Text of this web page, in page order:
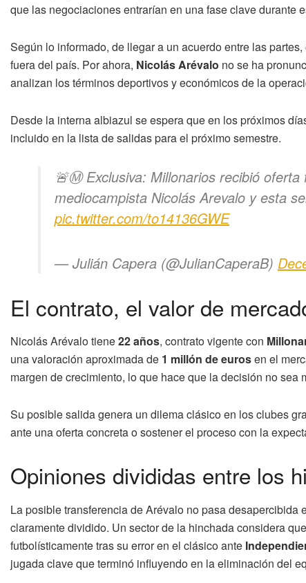
que las negociaciones entrarían en una fase clave durante
Según lo informado, de llegar a un acuerdo entre las
fuera del país. Por ahora, Nicolás Arévalo no se ha
analizan los términos deportivos y económicos de la
Desde la interna albiazul se espera que en los próximos
incluido en la lista de salidas para el próximo semestre.
🚨Ⓜ️ Exclusiva: Millonarios recibió
mediocampista Nicolás Arevalo y esta
pic.twitter.com/to14136GWE
— Julián Capera (@JulianCaperaB)
El contrato, el valor de
Nicolás Arévalo tiene22 años, contrato vigente con
una valoración aproximada de 1 millón de eurosen el
margen de crecimiento, lo que hace que la decisión no sea
Su posible salida genera un dilema clásico en los clubes
ante una oferta concreta o sostener el proceso con la
Opiniones divididas entre los
La posible transferencia de Arévalo no pasa desapercibida
claramente dividido. Un sector de la hinchada considera
futbolísticamente tras su error en el clásico ante
jugada clave que terminó influyendo en la eliminación del